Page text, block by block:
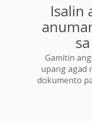
Isalin
Gamitin
upang agad
dokumento